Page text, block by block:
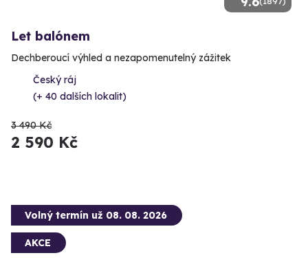
Let balónem
Dechberoucí výhled a nezapomenutelný zážitek
Český ráj
(+ 40 dalších lokalit)
3 490 Kč
2 590 Kč
Volný termín už 08. 08. 2026
AKCE